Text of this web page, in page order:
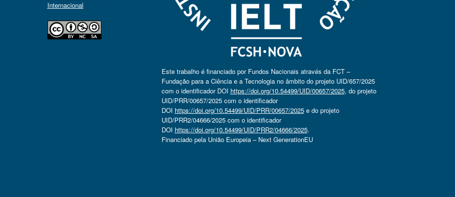
Internacional
Este trabalho é financiado por Fundos Nacionais através da FCT –
Fundação para a Ciência e a Tecnologia no âmbito do projeto UID/657/2025
com o identificador DOI https://doi.org/10.54499/UID/00657/2025, do projeto
UID/PRR/00657/2025 com o identificador
DOI https://doi.org/10.54499/UID/PRR/00657/2025e do projeto
UID/PRR2/04666/2025 com o identificador
DOI https://doi.org/10.54499/UID/PRR2/04666/2025.
Financiado pela União Europeia – Next GenerationEU